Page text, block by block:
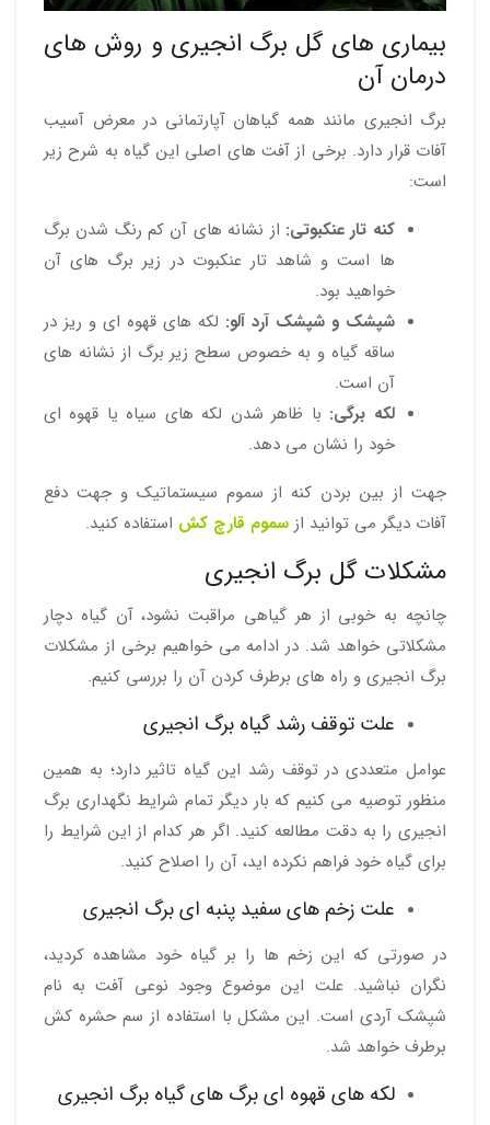
بیماری های گل برگ انجیری و روش های
درمان آن
برگ انجیری مانند همه گیاهان آپارتمانی در معرض آسیب
آفات قرار دارد. برخی از آفت های اصلی این گیاه به شرح زیر
است:
کنه تار عنکبوتی: از نشانه های آن کم رنگ شدن برگ
ها است و شاهد تار عنکبوت در زیر برگ های آن
خواهید بود.
شپشک و شپشک آرد آلو: لکه های قهوه ای و ریز در
ساقه گیاه و به خصوص سطح زیر برگ از نشانه های
آن است.
لکه برگی: با ظاهر شدن لکه های سیاه یا قهوه ای
خود را نشان می دهد.
جهت از بین بردن کنه از سموم سیستماتیک و جهت دفع
آفات دیگر می توانید از سموم قارچ کش استفاده کنید.
مشکلات گل برگ انجیری
چانچه به خوبی از هر گیاهی مراقبت نشود، آن گیاه دچار
مشکلاتی خواهد شد. در ادامه می خواهیم برخی از مشکلات
برگ انجیری و راه های برطرف کردن آن را بررسی کنیم.
علت توقف رشد گیاه برگ انجیری
عوامل متعددی در توقف رشد این گیاه تاثیر دارد؛ به همین
منظور توصیه می کنیم که بار دیگر تمام شرایط نگهداری برگ
انجیری را به دقت مطالعه کنید. اگر هر کدام از این شرایط را
برای گیاه خود فراهم نکرده اید، آن را اصلاح کنید.
علت زخم های سفید پنبه ای برگ انجیری
در صورتی که این زخم ها را بر گیاه خود مشاهده کردید،
نگران نباشید. علت این موضوع وجود نوعی آفت به نام
شپشک آردی است. این مشکل با استفاده از سم حشره کش
برطرف خواهد شد.
لکه های قهوه ای برگ های گیاه برگ انجیری